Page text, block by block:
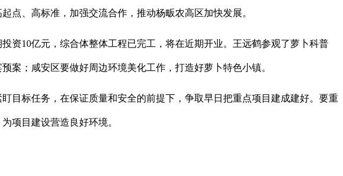
点、高标准，加强交流合作，推动杨畈农高区加快发展。
资10亿元，综合体整体工程已完工，将在近期开业。王远鹤参观了萝卜科普
案；咸安区要做好周边环境美化工作，打造好萝卜特色小镇。
目标任务，在保证质量和安全的前提下，争取早日把重点项目建成建好。要重
项目建设营造良好环境。